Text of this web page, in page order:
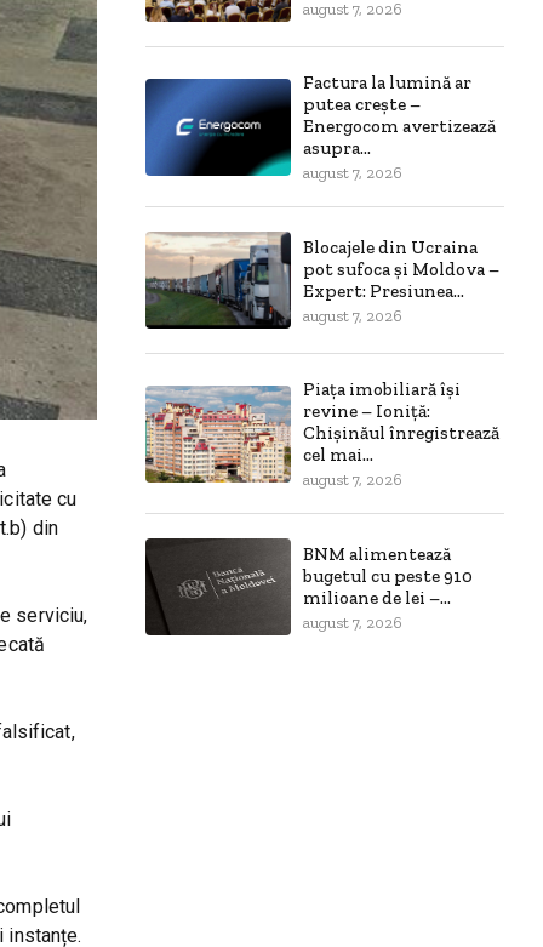
cu
din
serviciu,
instanțe.
august 7, 2026
Factura la lumină ar
putea crește –
Energocom avertizează
asupra...
august 7, 2026
Blocajele din Ucraina
pot sufoca și Moldova –
Expert: Presiunea...
august 7, 2026
Piața imobiliară își
revine – Ioniță:
Chișinăul înregistrează
cel mai...
august 7, 2026
BNM alimentează
bugetul cu peste 910
milioane de lei –...
august 7, 2026